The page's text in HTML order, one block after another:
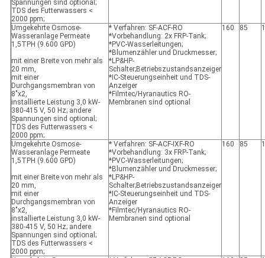
Spannungen sind optional;
TDS des Futterwassers <
2000 ppm;
Umgekehrte Osmose-
Wasseranlage Permeate
1,5TPH (9.600 GPD)
mit einer Breite von mehr als
20 mm,
mit einer
Durchgangsmembran von
8"x2,
installierte Leistung 3,0 kW-
380-415 V, 50 Hz; andere
Spannungen sind optional;
TDS des Futterwassers <
2000 ppm;
* Verfahren: SF-ACF-RO
*Vorbehandlung: 2x FRP-Tank;
*PVC-Wasserleitungen;
*Blumenzähler und Druckmesser;
*LP&HP-
Schalter;Betriebszustandsanzeiger
*IC-Steuerungseinheit und TDS-
Anzeiger
*Filmtec/Hyranautics RO-
Membranen sind optional
160 85
Umgekehrte Osmose-
Wasseranlage Permeate
1,5TPH (9.600 GPD)
mit einer Breite von mehr als
20 mm,
mit einer
Durchgangsmembran von
8"x2,
installierte Leistung 3,0 kW-
380-415 V, 50 Hz; andere
Spannungen sind optional;
TDS des Futterwassers <
2000 ppm;
* Verfahren: SF-ACF-IXF-RO
*Vorbehandlung: 3x FRP-Tank;
*PVC-Wasserleitungen;
*Blumenzähler und Druckmesser;
*LP&HP-
Schalter;Betriebszustandsanzeiger
*IC-Steuerungseinheit und TDS-
Anzeiger
*Filmtec/Hyranautics RO-
Membranen sind optional
160 85